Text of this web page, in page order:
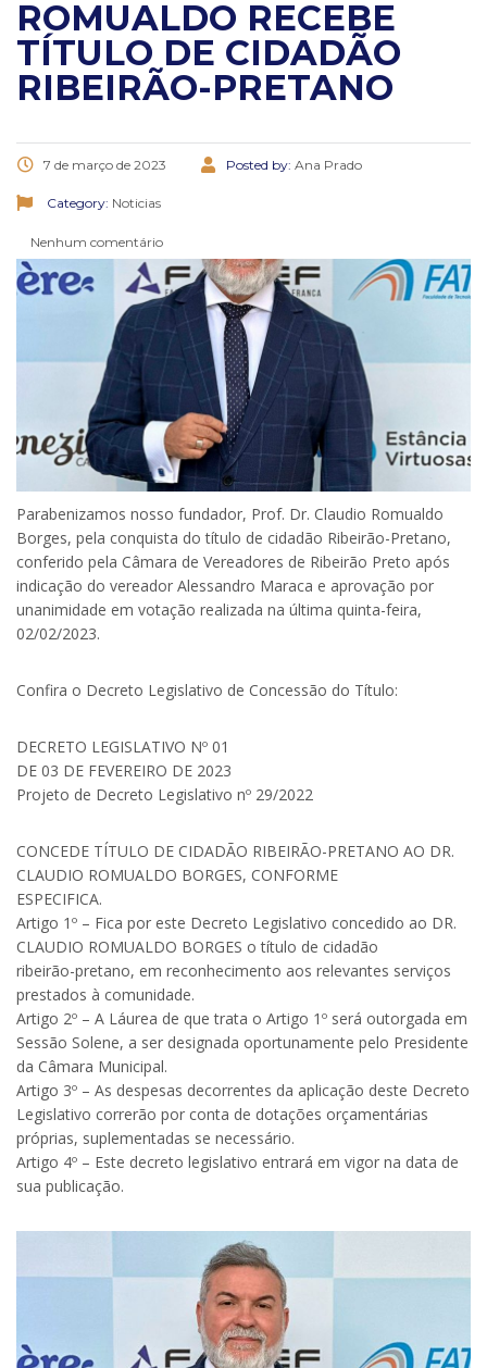
ROMUALDO RECEBE
TÍTULO DE CIDADÃO
RIBEIRÃO-PRETANO
7 de março de 2023 Posted by: Ana Prado
Category: Noticias
Nenhum comentário
Parabenizamos nosso fundador, Prof. Dr. Claudio Romualdo
Borges, pela conquista do título de cidadão Ribeirão-Pretano,
conferido pela Câmara de Vereadores de Ribeirão Preto após
indicação do vereador Alessandro Maraca e aprovação por
unanimidade em votação realizada na última quinta-feira,
02/02/2023.
Confira o Decreto Legislativo de Concessão do Título:
DECRETO LEGISLATIVO Nº 01
DE 03 DE FEVEREIRO DE 2023
Projeto de Decreto Legislativo nº 29/2022
CONCEDE TÍTULO DE CIDADÃO RIBEIRÃO-PRETANO AO DR.
CLAUDIO ROMUALDO BORGES, CONFORME
ESPECIFICA.
Artigo 1º – Fica por este Decreto Legislativo concedido ao DR.
CLAUDIO ROMUALDO BORGES o título de cidadão
ribeirão-pretano, em reconhecimento aos relevantes serviços
prestados à comunidade.
Artigo 2º – A Láurea de que trata o Artigo 1º será outorgada em
Sessão Solene, a ser designada oportunamente pelo Presidente
da Câmara Municipal.
Artigo 3º – As despesas decorrentes da aplicação deste Decreto
Legislativo correrão por conta de dotações orçamentárias
próprias, suplementadas se necessário.
Artigo 4º – Este decreto legislativo entrará em vigor na data de
sua publicação.